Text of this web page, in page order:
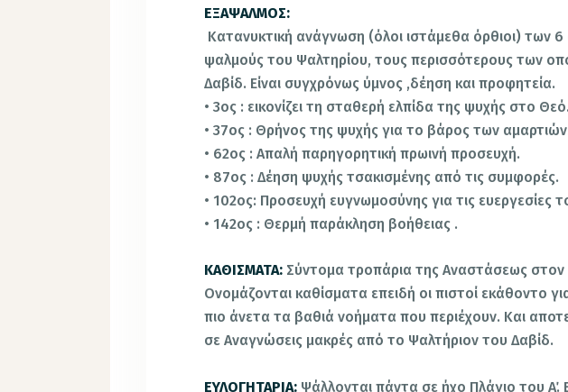
ΕΞΑΨΑΛΜΟΣ:
Κατανυκτική ανάγνωση (όλοι ιστάμεθα όρθιοι) των
ψαλμούς του Ψαλτηρίου, τους περισσότερους των
Δαβίδ. Είναι συγχρόνως ύμνος ,δέηση και προφητεία.
• 3ος : εικονίζει τη σταθερή ελπίδα της ψυχής στο Θεό.
• 37ος : Θρήνος της ψυχής για το βάρος των
• 62ος : Απαλή παρηγορητική πρωινή προσευχή.
• 87ος : Δέηση ψυχής τσακισμένης από τις συμφορές.
• 102ος: Προσευχή ευγνωμοσύνης για τις ευεργεσίες
• 142ος : Θερμή παράκληση βοήθειας .
ΚΑΘΙΣΜΑΤΑ: Σύντομα τροπάρια της Αναστάσεως στον
Ονομάζονται καθίσματα επειδή οι πιστοί εκάθοντο
πιο άνετα τα βαθιά νοήματα που περιέχουν. Και
σε Αναγνώσεις μακρές από το Ψαλτήριον του Δαβίδ.
ΕΥΛΟΓΗΤΑΡΙΑ: Ψάλλονται πάντα σε ήχο Πλάγιο του Α΄.